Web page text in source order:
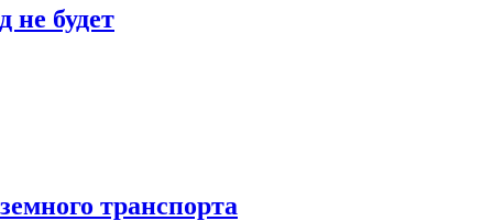
не будет
транспорта